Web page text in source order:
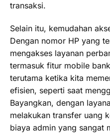
transaksi.
Selain itu, kemudahan
Dengan nomor HP yang
mengakses layanan
termasuk fitur mobile
terutama ketika kita
efisien, seperti saat
Bayangkan, dengan
melakukan transfer uang
biaya admin yang sangat